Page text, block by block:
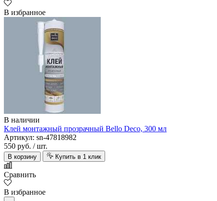
В избранное
В наличии
Клей монтажный прозрачный Bello Deco, 300 мл
Артикул: sn-47818982
550 руб. / шт.
В корзину Купить в 1 клик
Сравнить
В избранное